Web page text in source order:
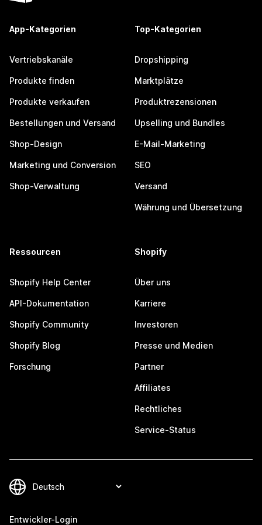
App-Kategorien
Vertriebskanäle
Produkte finden
Produkte verkaufen
Bestellungen und Versand
Shop-Design
Marketing und Conversion
Shop-Verwaltung
Top-Kategorien
Dropshipping
Marktplätze
Produktrezensionen
Upselling und Bundles
E-Mail-Marketing
SEO
Versand
Währung und Übersetzung
Ressourcen
Shopify Help Center
API-Dokumentation
Shopify Community
Shopify Blog
Forschung
Shopify
Über uns
Karriere
Investoren
Presse und Medien
Partner
Affiliates
Rechtliches
Service-Status
Entwickler-Login